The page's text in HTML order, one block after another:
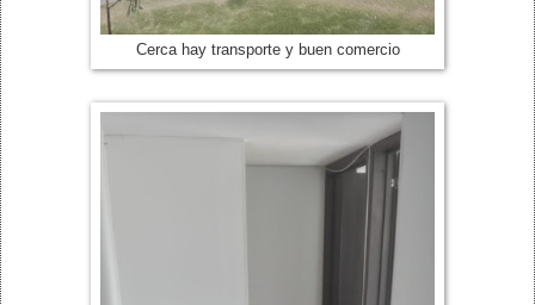
Cerca hay transporte y buen comercio